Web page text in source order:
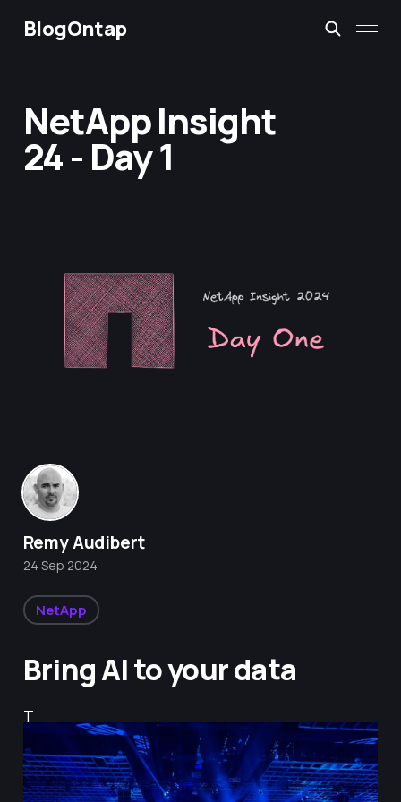
BlogOntap
NetApp Insight
24 - Day 1
Bring AI to your data
T
e
m
Remy Audibert
24 Sep 2024
NetApp